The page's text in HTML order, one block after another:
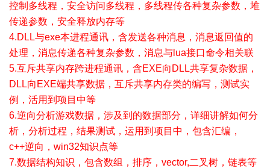
控制多线程，安全访问多线程，多线程传各种复杂参数，堆
传递参数，安全释放内存等
4.DLL与exe本进程通讯，含发送各种消息，消息返回值的
处理，消息传递各种复杂参数，消息与lua接口命令相关联
5.互斥共享内存跨进程通讯，含EXE向DLL共享复杂数据，
DLL向EXE端共享数据，互斥共享内存类的编写，测试实
例，活用到项目中等
6.逆向分析游戏数据，涉及到的数据部分，详细讲解如何分
析，分析过程，结果测试，运用到项目中，包含汇编，
c++逆向，win32知识点等
7.数据结构知识，包含数组，排序，vector,二叉树，链表等